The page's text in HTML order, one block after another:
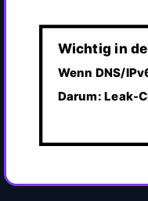
Wichtig in
Wenn DNS/
Darum: Leak-